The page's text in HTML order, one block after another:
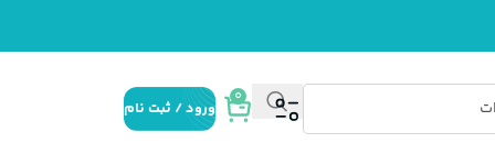
0
ورود / ثبت نام